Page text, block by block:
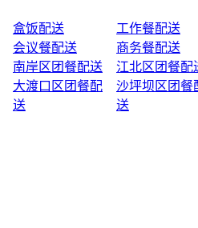
盒饭配送
工作餐配送
会议餐配送
商务餐配送
南岸区团餐配送
江北区团餐配
大渡口区团餐配
送
沙坪坝区团餐
送